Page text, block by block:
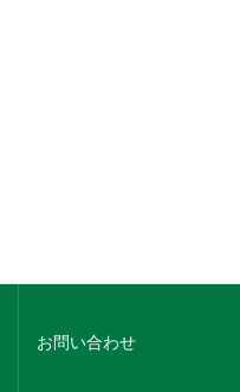
お問い合わせ